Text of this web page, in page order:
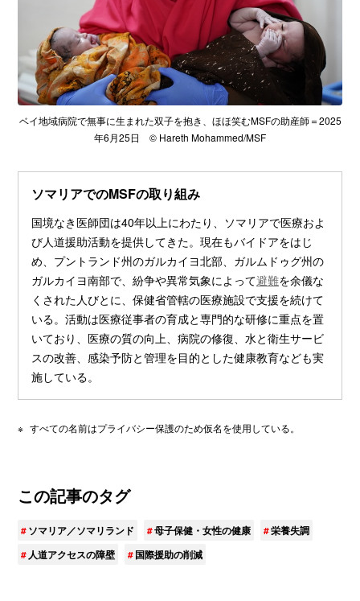
ベイ地域病院で無事に生まれた双子を抱き、ほほ笑むMSFの助産師＝2025
年6月25日 © Hareth Mohammed/MSF
ソマリアでのMSFの取り組み
国境なき医師団は40年以上にわたり、ソマリアで医療およ
び人道援助活動を提供してきた。現在もバイドアをはじ
め、プントランド州のガルカイヨ北部、ガルムドゥグ州の
ガルカイヨ南部で、紛争や異常気象によって避難を余儀な
くされた人びとに、保健省管轄の医療施設で支援を続けて
いる。活動は医療従事者の育成と専門的な研修に重点を置
いており、医療の質の向上、病院の修復、水と衛生サービ
スの改善、感染予防と管理を目的とした健康教育なども実
施している。
※ すべての名前はプライバシー保護のため仮名を使用している。
この記事のタグ
ソマリア／ソマリランド 母子保健・女性の健康
栄養失調
人道アクセスの障壁
国際援助の削減